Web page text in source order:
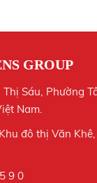
GROUP
Thị Sáu, Phường
Nam.
đô thị Văn
9 0